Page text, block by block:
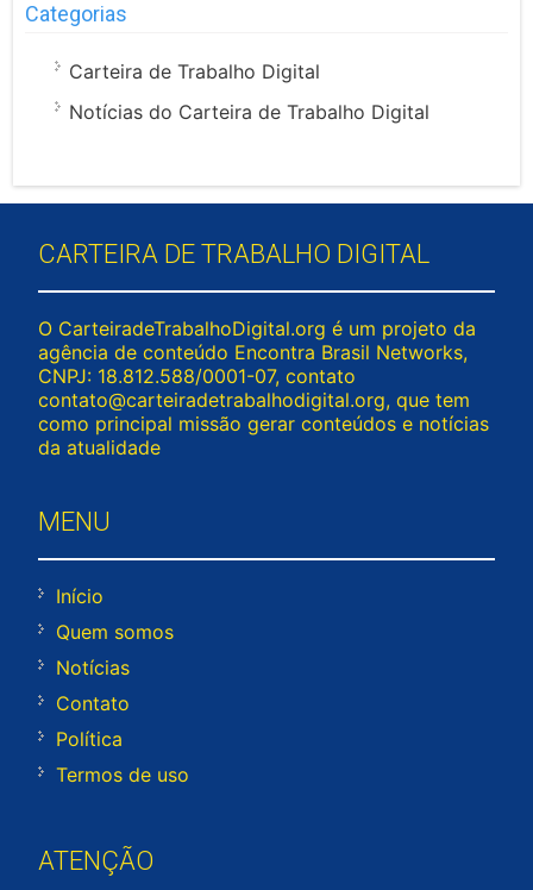
Categorias
Carteira de Trabalho Digital
Notícias do Carteira de Trabalho Digital
CARTEIRA DE TRABALHO DIGITAL
O CarteiradeTrabalhoDigital.org é um projeto da
agência de conteúdo Encontra Brasil Networks,
CNPJ: 18.812.588/0001-07, contato
contato@carteiradetrabalhodigital.org, que tem
como principal missão gerar conteúdos e notícias
da atualidade
MENU
Início
Quem somos
Notícias
Contato
Política
Termos de uso
ATENÇÃO